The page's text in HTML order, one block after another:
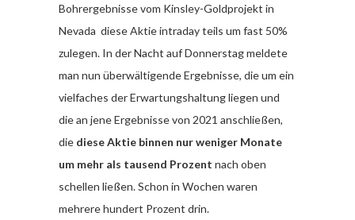
Bohrergebnisse vom Kinsley-Goldprojekt in
Nevada diese Aktie intraday teils um fast 50%
zulegen. In der Nacht auf Donnerstag meldete
man nun überwältigende Ergebnisse, die um ein
vielfaches der Erwartungshaltung liegen und
die an jene Ergebnisse von 2021 anschließen,
die diese Aktie binnen nur weniger Monate
um mehr als tausend Prozent nach oben
schellen ließen. Schon in Wochen waren
mehrere hundert Prozent drin.